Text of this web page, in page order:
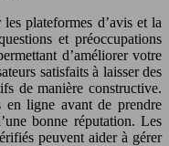
plateformes d’avis et la
et préoccupations
d’améliorer votre
satisfaits à laisser des
de manière constructive.
en ligne avant de prendre
bonne réputation. Les
peuvent aider à gérer